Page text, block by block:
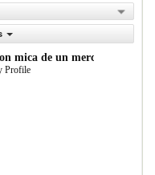
mica de un mercado
Profile